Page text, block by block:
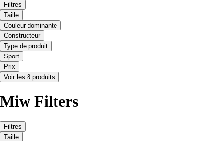
Filtres
Taille
Couleur dominante
Constructeur
Type de produit
Sport
Prix
Voir les 8 produits
Miw Filters
Filtres
Taille